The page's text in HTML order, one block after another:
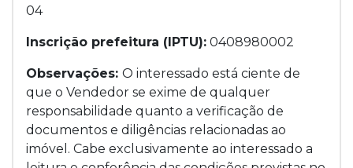
04
Inscrição prefeitura (IPTU): 0408980002
Observações: O interessado está ciente de
que o Vendedor se exime de qualquer
responsabilidade quanto a verificação de
documentos e diligências relacionadas ao
imóvel. Cabe exclusivamente ao interessado a